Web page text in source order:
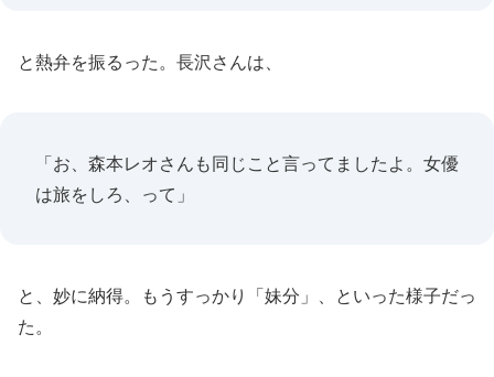
と熱弁を振るった。長沢さんは、
「お、森本レオさんも同じこと言ってましたよ。女優
は旅をしろ、って」
と、妙に納得。もうすっかり「妹分」、といった様子だっ
た。